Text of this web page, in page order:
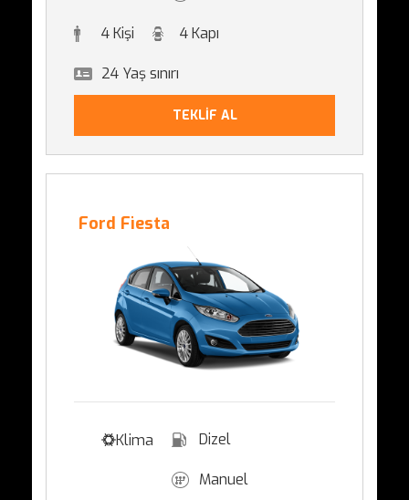
4 Kişi 4 Kapı
24 Yaş sınırı
TEKLİF AL
Ford Fiesta
Klima Dizel
Manuel